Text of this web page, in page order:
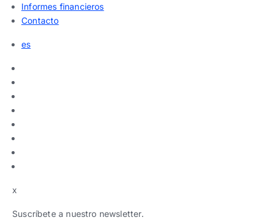
Informes financieros
Contacto
es
x
Suscríbete a nuestro newsletter.